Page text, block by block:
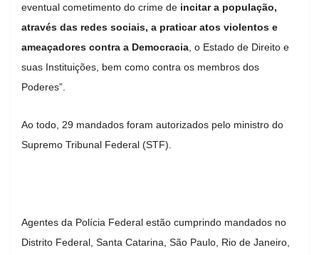
eventual cometimento do crime de incitar a população,
através das redes sociais, a praticar atos violentos e
ameaçadores contra a Democracia , o Estado de Direito e
suas Instituições, bem como contra os membros dos
Poderes”.
Ao todo, 29 mandados foram autorizados pelo ministro do
Supremo Tribunal Federal (STF).
Agentes da Polícia Federal estão cumprindo mandados no
Distrito Federal, Santa Catarina, São Paulo, Rio de Janeiro,